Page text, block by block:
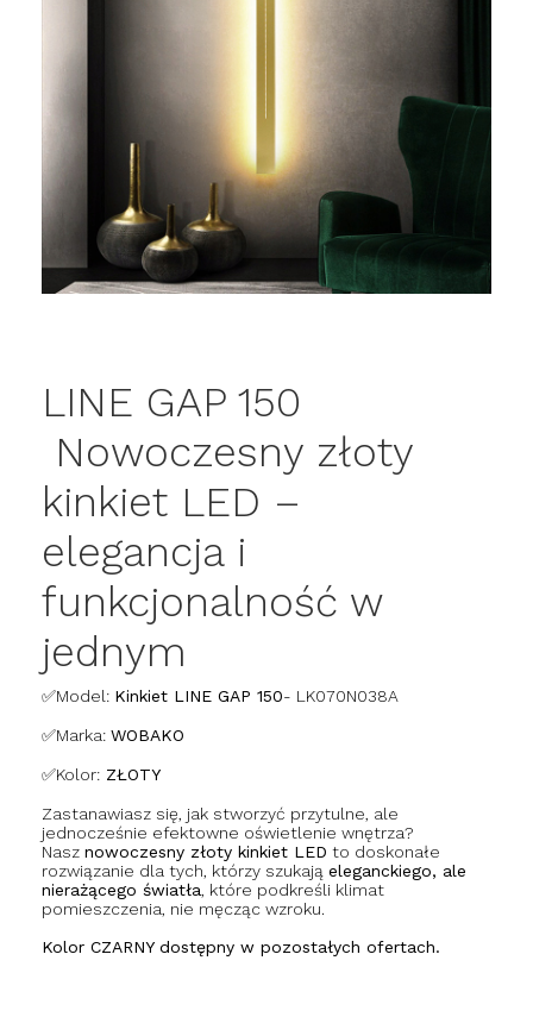
LINE GAP 150
Nowoczesny złoty
kinkiet LED –
elegancja i
funkcjonalność w
jednym
✅Model: Kinkiet LINE GAP 150- LK070N038A
✅Marka: WOBAKO
✅Kolor: ZŁOTY
Zastanawiasz się, jak stworzyć przytulne, ale
jednocześnie efektowne oświetlenie wnętrza?
Nasz nowoczesny złoty kinkiet LED to doskonałe
rozwiązanie dla tych, którzy szukają eleganckiego, ale
nierażącego światła, które podkreśli klimat
pomieszczenia, nie męcząc wzroku.
Kolor CZARNY dostępny w pozostałych ofertach.